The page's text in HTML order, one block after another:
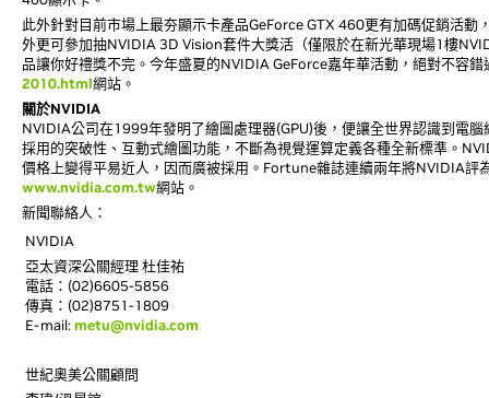
此外針對目前市場上最夯顯示卡產品GeForce GTX 460更有加碼促銷活
外更可參加抽NVIDIA 3D Vision套件大獎活（僅限於在新光華現場1樓
品讓你好禮獎不完。今年盛夏的NVIDIA GeForce嘉年華活動，絕對不容
2010.html網站。
關於NVIDIA
NVIDIA公司在1999年發明了繪圖處理器(GPU)後，便讓全世界認識到電
採用的突破性、互動式繪圖功能，不斷為視覺運算定義各種全新標準。
價格上變得平易近人，因而廣被採用。Fortune雜誌連續兩年將NVIDIA
www.nvidia.com.tw網站。
新聞聯絡人：
NVIDIA
亞太資深公關經理 杜佳祐
電話：(02)6605-5856
傳真：(02)8751-1809
E-mail:metu@nvidia.com
世紀奧美公關顧問